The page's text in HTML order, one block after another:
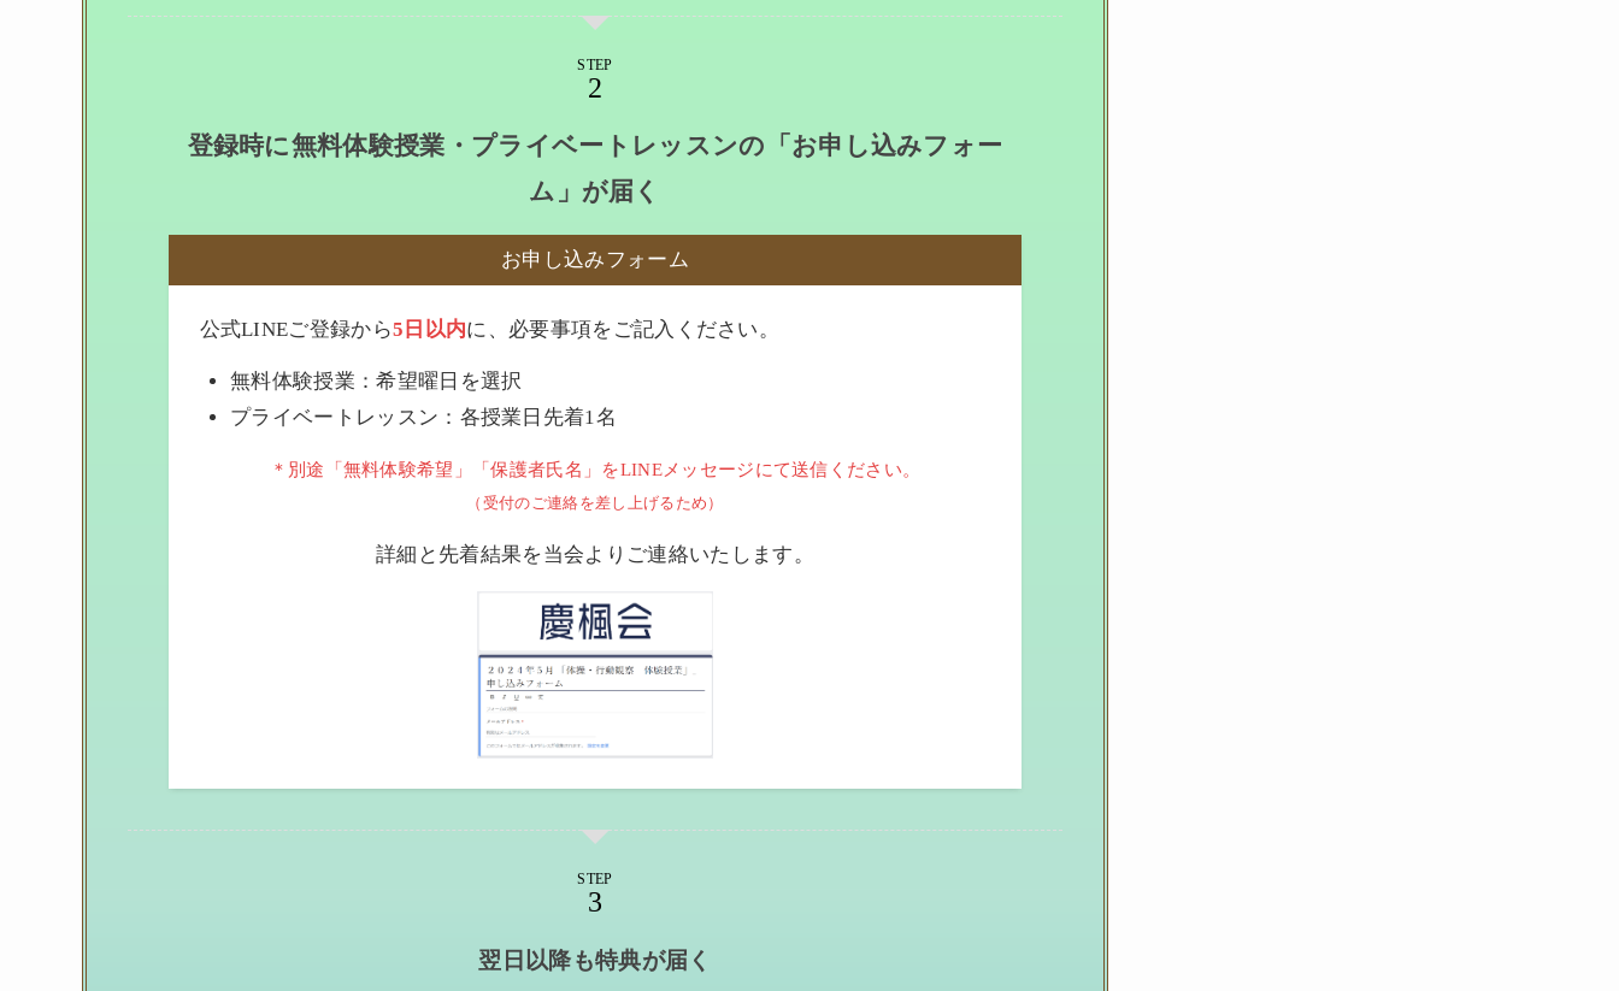
STEP
登録時に無料体験授業・プライベートレッスンの「お申し込みフォー
ム」が届く
お申し込みフォーム
公式LINEご登録から5日以内に、必要事項をご記入ください。
無料体験授業：希望曜日を選択
プライベートレッスン：各授業日先着1名
＊別途「無料体験希望」「保護者氏名」をLINEメッセージにて送信ください。
（受付のご連絡を差し上げるため）
詳細と先着結果を当会よりご連絡いたします。
STEP
翌日以降も特典が届く